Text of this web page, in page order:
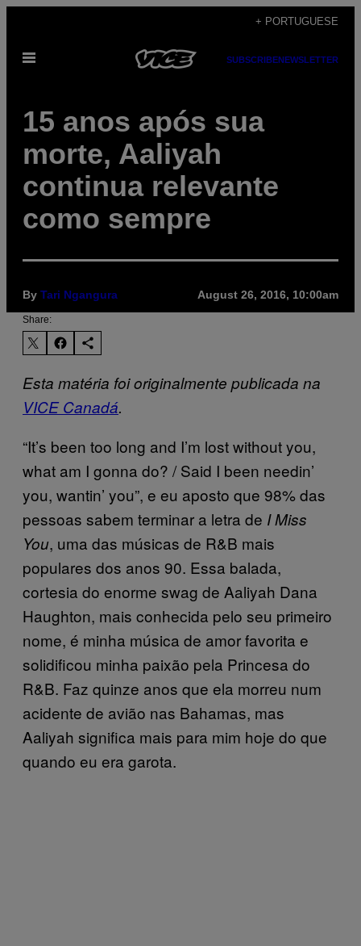
content
+ PORTUGUESE
Open
SUBSCRIBENEWSLETTER
15 anos após sua
morte, Aaliyah
continua relevante
como sempre
By Tari Ngangura August 26, 2016, 10:00am
Share:
Esta matéria foi originalmente publicada na
VICE Canadá.
“It’s been too long and I’m lost without you,
what am I gonna do? / Said I been needin’
you, wantin’ you”, e eu aposto que 98% das
pessoas sabem terminar a letra de I Miss
You, uma das músicas de R&B mais
populares dos anos 90. Essa balada,
cortesia do enorme swag de Aaliyah Dana
Haughton, mais conhecida pelo seu primeiro
nome, é minha música de amor favorita e
solidificou minha paixão pela Princesa do
R&B. Faz quinze anos que ela morreu num
acidente de avião nas Bahamas, mas
Aaliyah significa mais para mim hoje do que
quando eu era garota.